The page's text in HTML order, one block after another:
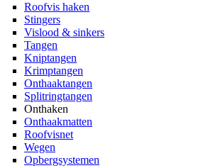
Roofvis haken
Stingers
Vislood & sinkers
Tangen
Kniptangen
Krimptangen
Onthaaktangen
Splitringtangen
Onthaken
Onthaakmatten
Roofvisnet
Wegen
Opbergsystemen